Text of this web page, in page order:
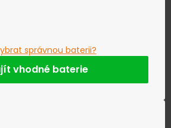
správnou baterii?
vhodné baterie